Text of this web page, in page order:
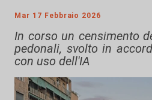
Mar 17 Febbraio 2026
In corso un censimento
pedonali, svolto in
con uso dell'IA